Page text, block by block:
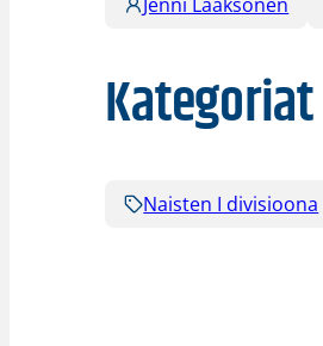
Kategoriat
Naisten I divisioona